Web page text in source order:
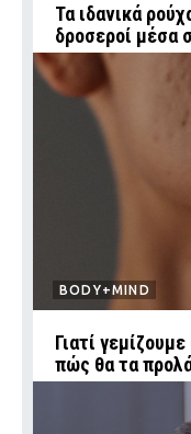
Τα ιδανικά
δροσεροί μέσα
BODY+MIND
Γιατί
πώς θα τα